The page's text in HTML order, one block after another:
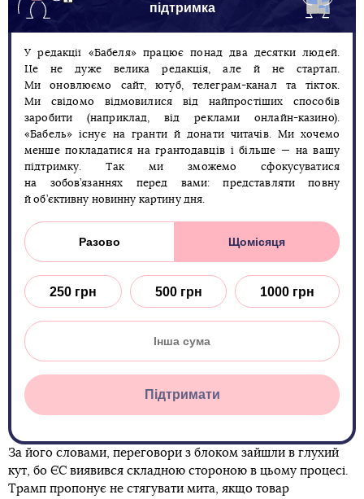
підтримка
У редакції «Бабеля» працює понад два десятки людей.
Це не дуже велика редакція, але й не стартап.
Ми оновлюємо сайт, ютуб, телеграм-канал та тікток.
Ми свідомо відмовилися від найпростіших способів
заробити (наприклад, від реклами онлайн-казино).
«Бабель» існує на гранти й донати читачів. Ми хочемо
менше покладатися на грантодавців і більше — на вашу
підтримку. Так ми зможемо сфокусуватися
на зобов’язаннях перед вами: представляти повну
й об’єктивну новинну картину дня.
Разово Щомісяця
250 грн 500 грн 1000 грн
Підтримати
За його словами, переговори з блоком зайшли в глухий
кут, бо ЄС виявився складною стороною в цьому процесі.
Трамп пропонує не стягувати мита, якщо товар